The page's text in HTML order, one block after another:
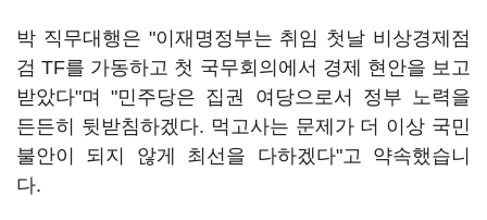
박 직무대행은 "이재명정부는 취임 첫날 비상경제점
검 TF를 가동하고 첫 국무회의에서 경제 현안을 보고
받았다"며 "민주당은 집권 여당으로서 정부 노력을
든든히 뒷받침하겠다. 먹고사는 문제가 더 이상 국민
불안이 되지 않게 최선을 다하겠다"고 약속했습니
다.